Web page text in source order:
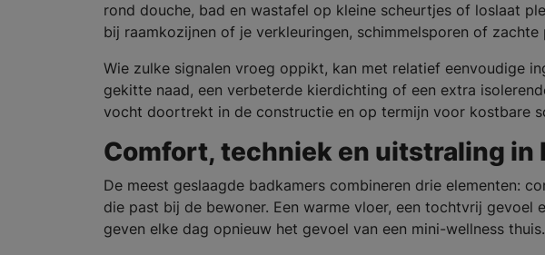
rond douche, bad en wastafel op kleine scheurtjes of loslaat
bij raamkozijnen of je verkleuringen, schimmelsporen of
Wie zulke signalen vroeg oppikt, kan met relatief eenvoudige
gekitte naad, een verbeterde kierdichting of een extra
vocht doortrekt in de constructie en op termijn voor kostbare
Comfort, techniek en uitstraling in
De meest geslaagde badkamers combineren drie elementen:
die past bij de bewoner. Een warme vloer, een tochtvrij gevoel
geven elke dag opnieuw het gevoel van een mini-wellness thuis.